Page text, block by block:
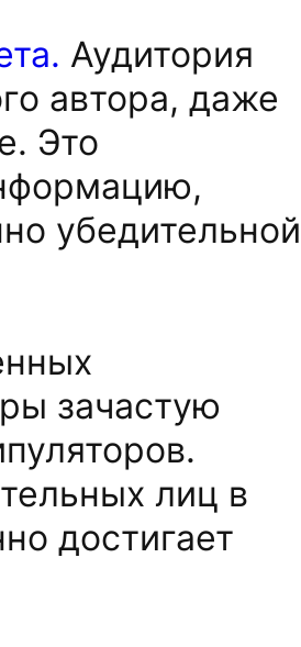
Аудитория
автора, даже
Это
убедительной
зачастую
лиц в
достигает